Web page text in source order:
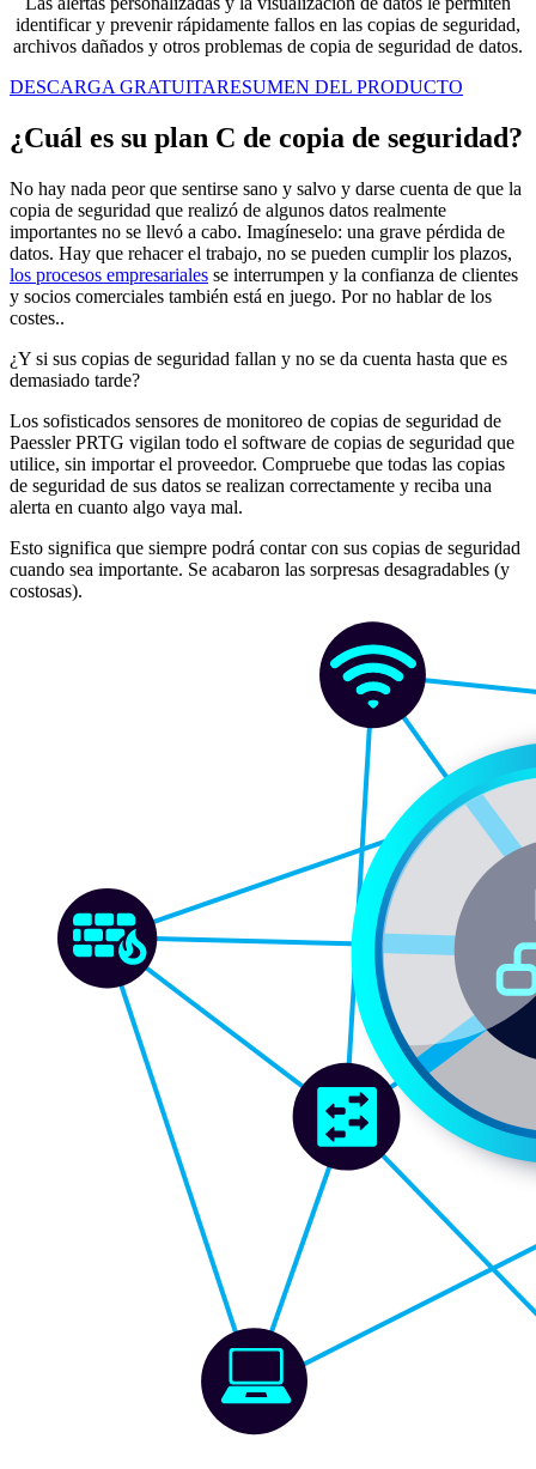
identificar y prevenir rápidamente fallos en las copias de seguridad,
archivos dañados y otros problemas de copia de seguridad de datos.
DESCARGA GRATUITARESUMEN DEL PRODUCTO
¿Cuál es su plan C de copia de seguridad?
No hay nada peor que sentirse sano y salvo y darse cuenta de que la
copia de seguridad que realizó de algunos datos realmente
importantes no se llevó a cabo. Imagíneselo: una grave pérdida de
datos. Hay que rehacer el trabajo, no se pueden cumplir los plazos,
los procesos empresariales se interrumpen y la confianza de clientes
y socios comerciales también está en juego. Por no hablar de los
costes..
¿Y si sus copias de seguridad fallan y no se da cuenta hasta que es
demasiado tarde?
Los sofisticados sensores de monitoreo de copias de seguridad de
Paessler PRTG vigilan todo el software de copias de seguridad que
utilice, sin importar el proveedor. Compruebe que todas las copias
de seguridad de sus datos se realizan correctamente y reciba una
alerta en cuanto algo vaya mal.
Esto significa que siempre podrá contar con sus copias de seguridad
cuando sea importante. Se acabaron las sorpresas desagradables (y
costosas).